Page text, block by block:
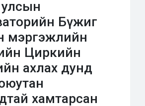
Бүжиг
мэргэжлийн
Циркийн
ахлах дунд
хамтарсан